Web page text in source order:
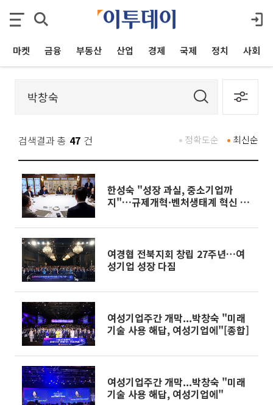
마켓 금융 부동산 산업 경제 국제 정치 사회
검색결과 총 47 건 최신순
정확도순
한성숙 "성장 과실, 중소기업까
지"…규제개혁·벤처생태계 혁신 논
여경협 전북지회 창립 27주년…여
성기업 성장 다짐
여성기업주간 개막...박창숙 "미래
기술 사용 해답, 여성기업에"[종합]
여성기업주간 개막...박창숙 "미래
기술 사용 해답, 여성기업에"